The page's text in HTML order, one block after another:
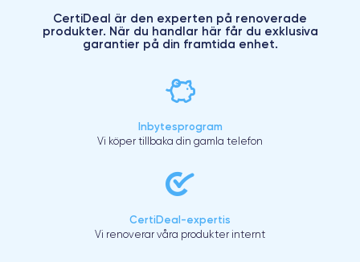
CertiDeal är den experten på renoverade
produkter. När du handlar här får du exklusiva
garantier på din framtida enhet.
Inbytesprogram
Vi köper tillbaka din gamla telefon
CertiDeal-expertis
Vi renoverar våra produkter internt